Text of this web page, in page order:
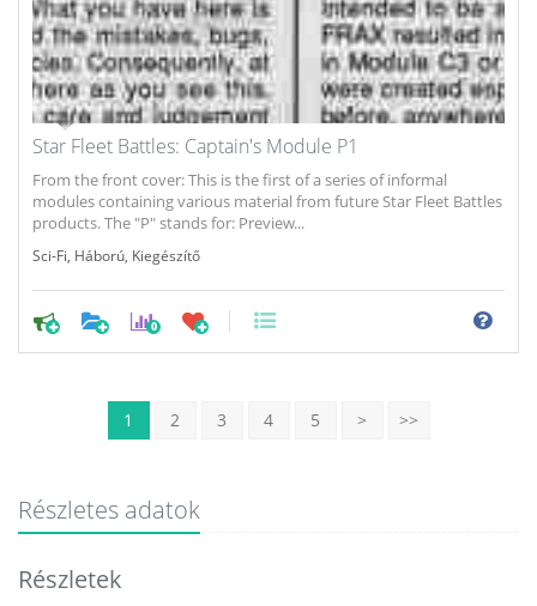
Star Fleet Battles: Captain's Module P1
From the front cover: This is the first of a series of informal
modules containing various material from future Star Fleet Battles
products. The "P" stands for: Preview...
Sci-Fi Háború Kiegészítő
0
1 2 3 4 5 > >>
Részletes adatok
Részletek